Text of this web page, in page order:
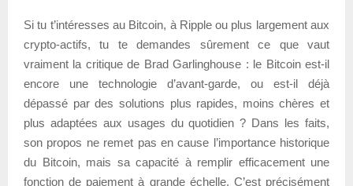
Si tu t’intéresses au Bitcoin, à Ripple ou plus largement aux
crypto-actifs, tu te demandes sûrement ce que vaut
vraiment la critique de Brad Garlinghouse : le Bitcoin est-il
encore une technologie d’avant-garde, ou est-il déjà
dépassé par des solutions plus rapides, moins chères et
plus adaptées aux usages du quotidien ? Dans les faits,
son propos ne remet pas en cause l’importance historique
du Bitcoin, mais sa capacité à remplir efficacement une
fonction de paiement à grande échelle. C’est précisément